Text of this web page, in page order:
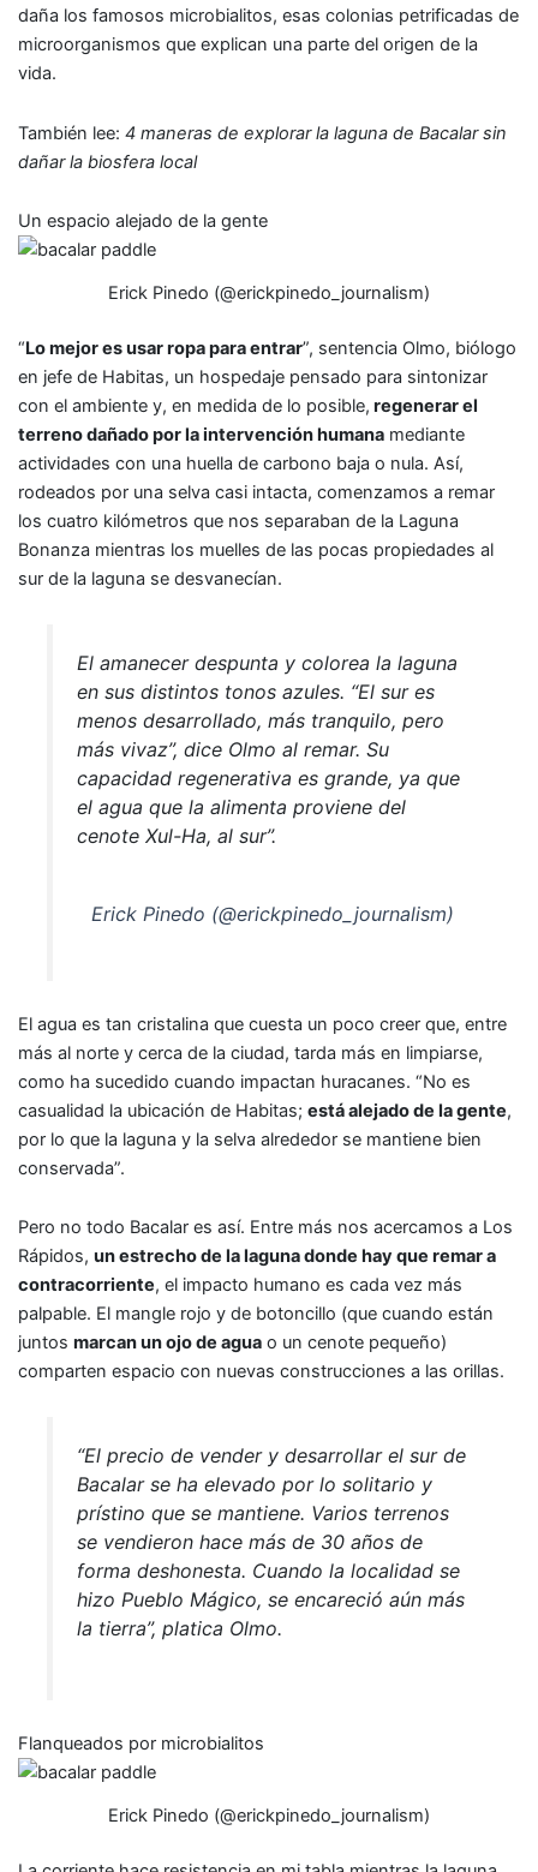
daña los famosos microbialitos, esas colonias petrificadas de
microorganismos que explican una parte del origen de la
vida.
También lee: 4 maneras de explorar la laguna de Bacalar sin
dañar la biosfera local
Un espacio alejado de la gente
Erick Pinedo (@erickpinedo_journalism)
“Lo mejor es usar ropa para entrar”, sentencia Olmo, biólogo
en jefe de Habitas, un hospedaje pensado para sintonizar
con el ambiente y, en medida de lo posible, regenerar el
terreno dañado por la intervención humana mediante
actividades con una huella de carbono baja o nula. Así,
rodeados por una selva casi intacta, comenzamos a remar
los cuatro kilómetros que nos separaban de la Laguna
Bonanza mientras los muelles de las pocas propiedades al
sur de la laguna se desvanecían.
El amanecer despunta y colorea la laguna
en sus distintos tonos azules. “El sur es
menos desarrollado, más tranquilo, pero
más vivaz”, dice Olmo al remar. Su
capacidad regenerativa es grande, ya que
el agua que la alimenta proviene del
cenote Xul-Ha, al sur”.
Erick Pinedo (@erickpinedo_journalism)
El agua es tan cristalina que cuesta un poco creer que, entre
más al norte y cerca de la ciudad, tarda más en limpiarse,
como ha sucedido cuando impactan huracanes. “No es
casualidad la ubicación de Habitas; está alejado de la gente,
por lo que la laguna y la selva alrededor se mantiene bien
conservada”.
Pero no todo Bacalar es así. Entre más nos acercamos a Los
Rápidos, un estrecho de la laguna donde hay que remar a
contracorriente, el impacto humano es cada vez más
palpable. El mangle rojo y de botoncillo (que cuando están
juntos marcan un ojo de agua o un cenote pequeño)
comparten espacio con nuevas construcciones a las orillas.
“El precio de vender y desarrollar el sur de
Bacalar se ha elevado por lo solitario y
prístino que se mantiene. Varios terrenos
se vendieron hace más de 30 años de
forma deshonesta. Cuando la localidad se
hizo Pueblo Mágico, se encareció aún más
la tierra”, platica Olmo.
Flanqueados por microbialitos
Erick Pinedo (@erickpinedo_journalism)